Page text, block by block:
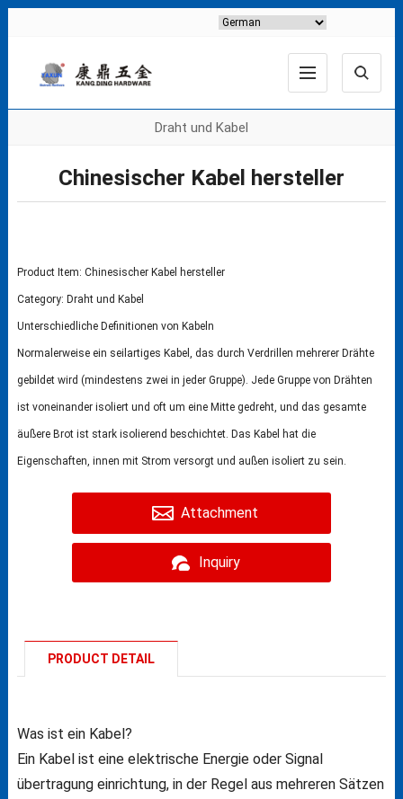
Draht und Kabel
Chinesischer Kabel hersteller
Product Item: Chinesischer Kabel hersteller
Category: Draht und Kabel
Unterschiedliche Definitionen von Kabeln
Normalerweise ein seilartiges Kabel, das durch Verdrillen mehrerer Drähte
gebildet wird (mindestens zwei in jeder Gruppe). Jede Gruppe von Drähten
ist voneinander isoliert und oft um eine Mitte gedreht, und das gesamte
äußere Brot ist stark isolierend beschichtet. Das Kabel hat die
Eigenschaften, innen mit Strom versorgt und außen isoliert zu sein.
Attachment
Inquiry
PRODUCT DETAIL
Was ist ein Kabel?
Ein Kabel ist eine elektrische Energie oder Signal
übertragung einrichtung, in der Regel aus mehreren Sätzen